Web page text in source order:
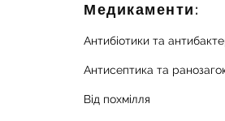
Медикаменти:
Антибіотики та
Антисептика та
Від похмілля